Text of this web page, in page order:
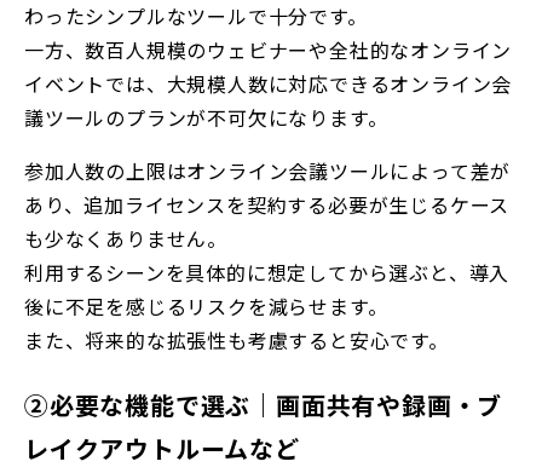
わったシンプルなツールで十分です。
一方、数百人規模のウェビナーや全社的なオンライン
イベントでは、大規模人数に対応できるオンライン会
議ツールのプランが不可欠になります。
参加人数の上限はオンライン会議ツールによって差が
あり、追加ライセンスを契約する必要が生じるケース
も少なくありません。
利用するシーンを具体的に想定してから選ぶと、導入
後に不足を感じるリスクを減らせます。
また、将来的な拡張性も考慮すると安心です。
②必要な機能で選ぶ｜画面共有や録画・ブ
レイクアウトルームなど